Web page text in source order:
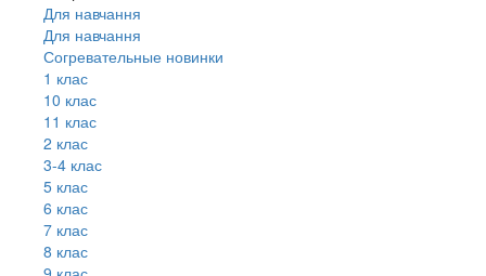
Для навчання
Для навчання
Согревательные новинки
1 клас
10 клас
11 клас
2 клас
3-4 клас
5 клас
6 клас
7 клас
8 клас